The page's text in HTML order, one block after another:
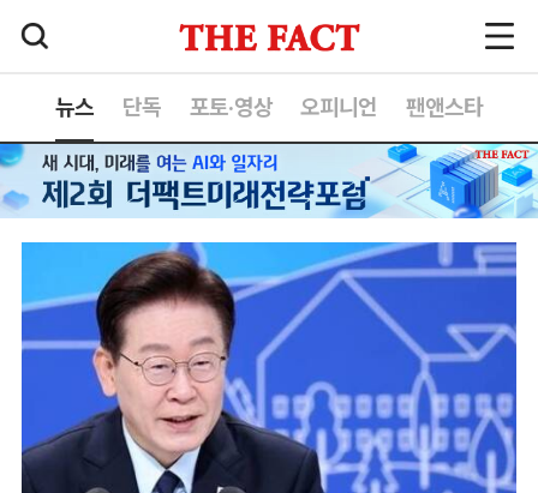
뉴스 단독 포토·영상 오피니언 팬앤스타